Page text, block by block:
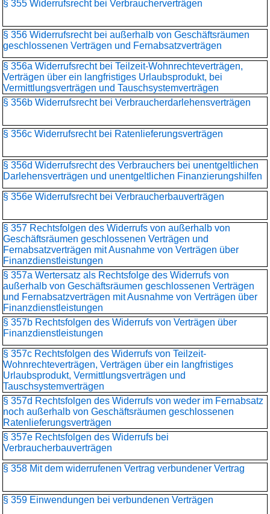
§ 355 Widerrufsrecht bei Verbraucherverträgen
§ 356 Widerrufsrecht bei außerhalb von Geschäftsräumen
geschlossenen Verträgen und Fernabsatzverträgen
§ 356a Widerrufsrecht bei Teilzeit-Wohnrechteverträgen,
Verträgen über ein langfristiges Urlaubsprodukt, bei
Vermittlungsverträgen und Tauschsystemverträgen
§ 356b Widerrufsrecht bei Verbraucherdarlehensverträgen
§ 356c Widerrufsrecht bei Ratenlieferungsverträgen
§ 356d Widerrufsrecht des Verbrauchers bei unentgeltlichen
Darlehensverträgen und unentgeltlichen Finanzierungshilfen
§ 356e Widerrufsrecht bei Verbraucherbauverträgen
§ 357 Rechtsfolgen des Widerrufs von außerhalb von
Geschäftsräumen geschlossenen Verträgen und
Fernabsatzverträgen mit Ausnahme von Verträgen über
Finanzdienstleistungen
§ 357a Wertersatz als Rechtsfolge des Widerrufs von
außerhalb von Geschäftsräumen geschlossenen Verträgen
und Fernabsatzverträgen mit Ausnahme von Verträgen über
Finanzdienstleistungen
§ 357b Rechtsfolgen des Widerrufs von Verträgen über
Finanzdienstleistungen
§ 357c Rechtsfolgen des Widerrufs von Teilzeit-
Wohnrechteverträgen, Verträgen über ein langfristiges
Urlaubsprodukt, Vermittlungsverträgen und
Tauschsystemverträgen
§ 357d Rechtsfolgen des Widerrufs von weder im Fernabsatz
noch außerhalb von Geschäftsräumen geschlossenen
Ratenlieferungsverträgen
§ 357e Rechtsfolgen des Widerrufs bei
Verbraucherbauverträgen
§ 358 Mit dem widerrufenen Vertrag verbundener Vertrag
§ 359 Einwendungen bei verbundenen Verträgen